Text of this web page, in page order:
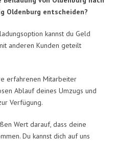
Oldenburg entscheiden?
kannst du Geld
anderen Kunden geteilt
erfahrenen Mitarbeiter
Ablauf deines Umzugs und
Verfügung.
Wert darauf, dass deine
Du kannst dich auf uns